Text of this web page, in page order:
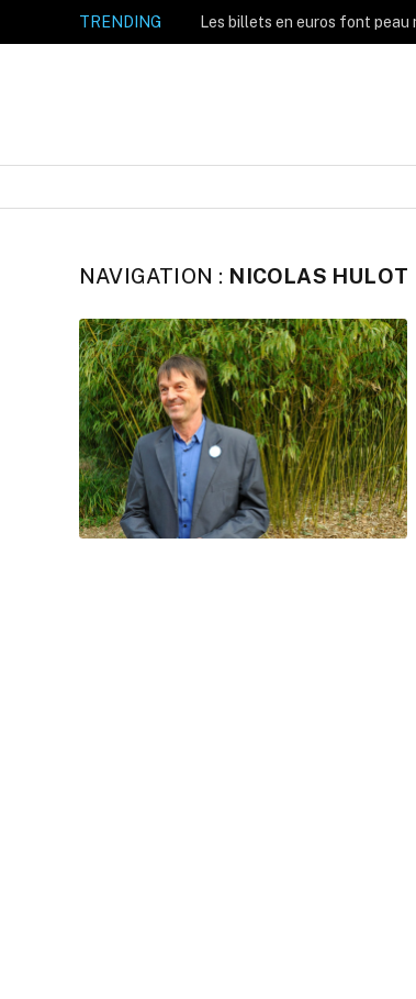
TRENDING Les billets en euros font peau
NAVIGATION : NICOLAS HULOT